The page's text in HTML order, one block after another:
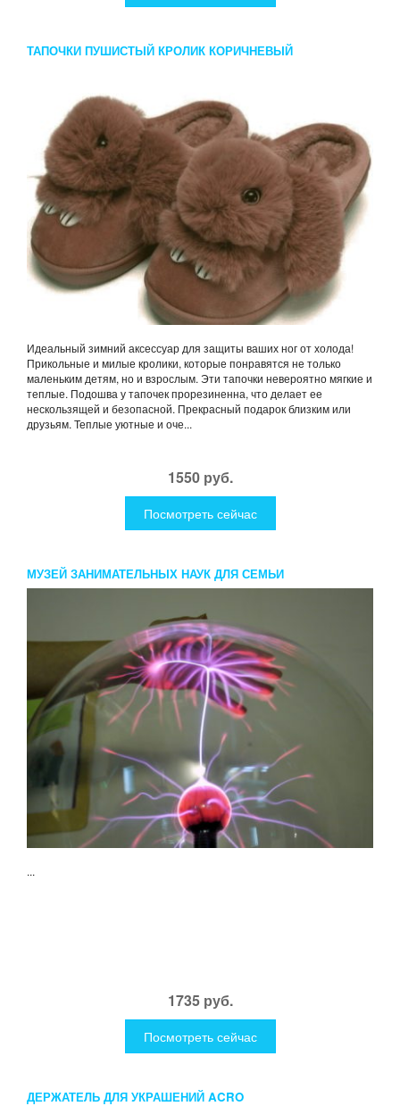
ТАПОЧКИ ПУШИСТЫЙ КРОЛИК КОРИЧНЕВЫЙ
Идеальный зимний аксессуар для защиты ваших ног от холода!
Прикольные и милые кролики, которые понравятся не только
маленьким детям, но и взрослым. Эти тапочки невероятно мягкие и
теплые. Подошва у тапочек прорезиненна, что делает ее
нескользящей и безопасной. Прекрасный подарок близким или
друзьям. Теплые уютные и оче...
1550 руб.
Посмотреть сейчас
МУЗЕЙ ЗАНИМАТЕЛЬНЫХ НАУК ДЛЯ СЕМЬИ
...
1735 руб.
Посмотреть сейчас
ДЕРЖАТЕЛЬ ДЛЯ УКРАШЕНИЙ ACRO